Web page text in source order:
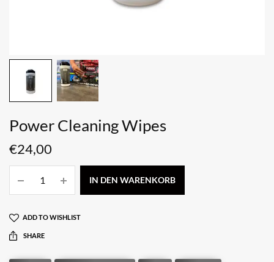
Power Cleaning Wipes
€24,00
IN DEN WARENKORB
ADD TO WISHLIST
SHARE